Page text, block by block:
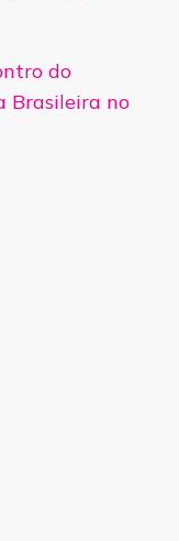
do
Brasileira no